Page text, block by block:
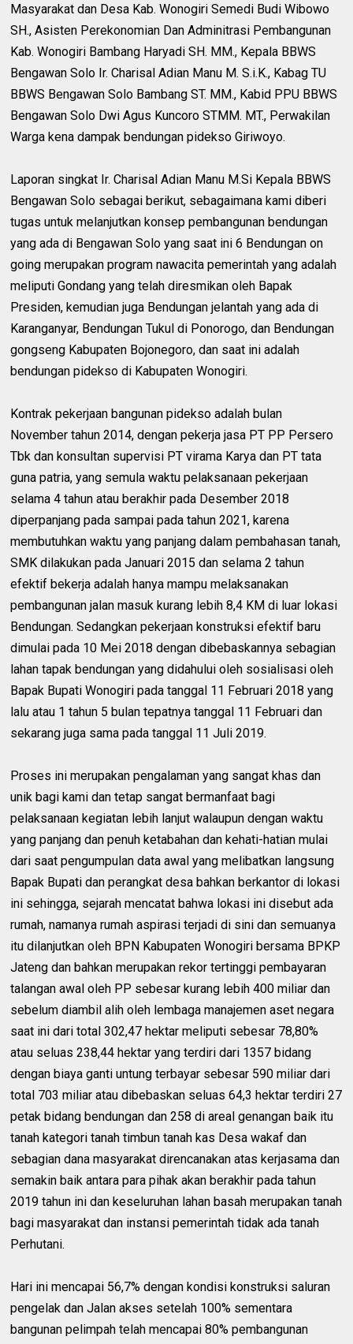
Masyarakat dan Desa Kab. Wonogiri Semedi Budi Wibowo
SH., Asisten Perekonomian Dan Adminitrasi Pembangunan
Kab. Wonogiri Bambang Haryadi SH. MM., Kepala BBWS
Bengawan Solo Ir. Charisal Adian Manu M. S.i.K., Kabag TU
BBWS Bengawan Solo Bambang ST. MM., Kabid PPU BBWS
Bengawan Solo Dwi Agus Kuncoro STMM. MT., Perwakilan
Warga kena dampak bendungan pidekso Giriwoyo.
Laporan singkat Ir. Charisal Adian Manu M.Si Kepala BBWS
Bengawan Solo sebagai berikut, sebagaimana kami diberi
tugas untuk melanjutkan konsep pembangunan bendungan
yang ada di Bengawan Solo yang saat ini 6 Bendungan on
going merupakan program nawacita pemerintah yang adalah
meliputi Gondang yang telah diresmikan oleh Bapak
Presiden, kemudian juga Bendungan jelantah yang ada di
Karanganyar, Bendungan Tukul di Ponorogo, dan Bendungan
gongseng Kabupaten Bojonegoro, dan saat ini adalah
bendungan pidekso di Kabupaten Wonogiri.
Kontrak pekerjaan bangunan pidekso adalah bulan
November tahun 2014, dengan pekerja jasa PT PP Persero
Tbk dan konsultan supervisi PT virama Karya dan PT tata
guna patria, yang semula waktu pelaksanaan pekerjaan
selama 4 tahun atau berakhir pada Desember 2018
diperpanjang pada sampai pada tahun 2021, karena
membutuhkan waktu yang panjang dalam pembahasan tanah,
SMK dilakukan pada Januari 2015 dan selama 2 tahun
efektif bekerja adalah hanya mampu melaksanakan
pembangunan jalan masuk kurang lebih 8,4 KM di luar lokasi
Bendungan. Sedangkan pekerjaan konstruksi efektif baru
dimulai pada 10 Mei 2018 dengan dibebaskannya sebagian
lahan tapak bendungan yang didahului oleh sosialisasi oleh
Bapak Bupati Wonogiri pada tanggal 11 Februari 2018 yang
lalu atau 1 tahun 5 bulan tepatnya tanggal 11 Februari dan
sekarang juga sama pada tanggal 11 Juli 2019.
Proses ini merupakan pengalaman yang sangat khas dan
unik bagi kami dan tetap sangat bermanfaat bagi
pelaksanaan kegiatan lebih lanjut walaupun dengan waktu
yang panjang dan penuh ketabahan dan kehati-hatian mulai
dari saat pengumpulan data awal yang melibatkan langsung
Bapak Bupati dan perangkat desa bahkan berkantor di lokasi
ini sehingga, sejarah mencatat bahwa lokasi ini disebut ada
rumah, namanya rumah aspirasi terjadi di sini dan semuanya
itu dilanjutkan oleh BPN Kabupaten Wonogiri bersama BPKP
Jateng dan bahkan merupakan rekor tertinggi pembayaran
talangan awal oleh PP sebesar kurang lebih 400 miliar dan
sebelum diambil alih oleh lembaga manajemen aset negara
saat ini dari total 302,47 hektar meliputi sebesar 78,80%
atau seluas 238,44 hektar yang terdiri dari 1357 bidang
dengan biaya ganti untung terbayar sebesar 590 miliar dari
total 703 miliar atau dibebaskan seluas 64,3 hektar terdiri 27
petak bidang bendungan dan 258 di areal genangan baik itu
tanah kategori tanah timbun tanah kas Desa wakaf dan
sebagian dana masyarakat direncanakan atas kerjasama dan
semakin baik antara para pihak akan berakhir pada tahun
2019 tahun ini dan keseluruhan lahan basah merupakan tanah
bagi masyarakat dan instansi pemerintah tidak ada tanah
Perhutani.
Hari ini mencapai 56,7% dengan kondisi konstruksi saluran
pengelak dan Jalan akses setelah 100% sementara
bangunan pelimpah telah mencapai 80% pembangunan